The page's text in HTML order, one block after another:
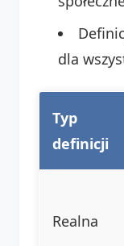
dla
Typ
definicji
Realna